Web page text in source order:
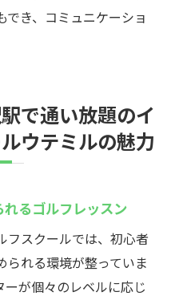
き、コミュニケーショ
で通い放題のイ
ウテミルの魅力
るゴルフレッスン
フスクールでは、初心者
られる環境が整っていま
が個々のレベルに応じ